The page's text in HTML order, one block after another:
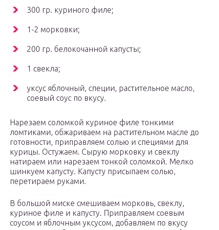
300 гр. куриного филе;
1-2 морковки;
200 гр. белокочанной капусты;
1 свекла;
уксус яблочный, специи, растительное масло,
соевый соус по вкусу.
Нарезаем соломкой куриное филе тонкими
ломтиками, обжариваем на растительном масле до
готовности, приправляем солью и специями для
курицы. Остужаем. Сырую морковку и свеклу
натираем или нарезаем тонкой соломкой. Мелко
шинкуем капусту. Капусту присыпаем солью,
перетираем руками.
В большой миске смешиваем морковь, свеклу,
куриное филе и капусту. Приправляем соевым
соусом и яблочным уксусом, добавляем по вкусу